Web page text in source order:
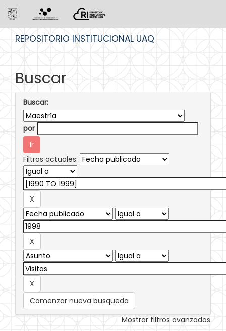
REPOSITORIO INSTITUCIONAL UAQ
Buscar
Buscar:
por
Filtros actuales:
Comenzar nueva busqueda
Mostrar filtros avanzados